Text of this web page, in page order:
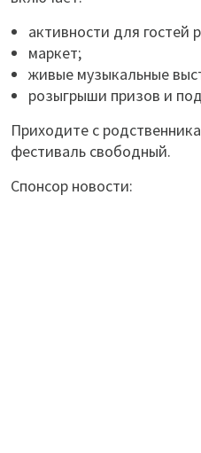
активности для гостей
маркет;
живые музыкальные
розыгрыши призов и
Приходите с
фестиваль свободный.
Спонсор новости: